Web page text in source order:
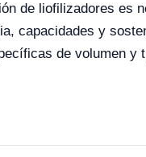
de liofilizadores es
capacidades y
de volumen y